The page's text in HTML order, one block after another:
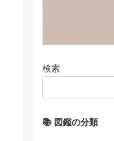
検索
📚 図鑑の分類